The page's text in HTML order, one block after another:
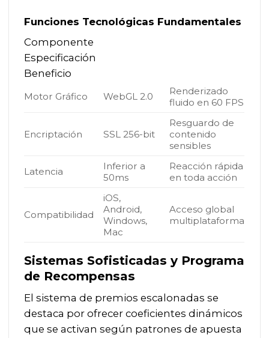
Funciones Tecnológicas Fundamentales
Componente
Especificación
Beneficio
Motor Gráfico WebGL 2.0
Renderizado
fluido en 60 FPS
Encriptación SSL 256-bit
Resguardo de
contenido
sensibles
Latencia
Inferior a
50ms
Reacción rápida
en toda acción
Compatibilidad
iOS,
Android,
Windows,
Mac
Acceso global
multiplataforma
Sistemas Sofisticadas y Programa
de Recompensas
El sistema de premios escalonadas se
destaca por ofrecer coeficientes dinámicos
que se activan según patrones de apuesta